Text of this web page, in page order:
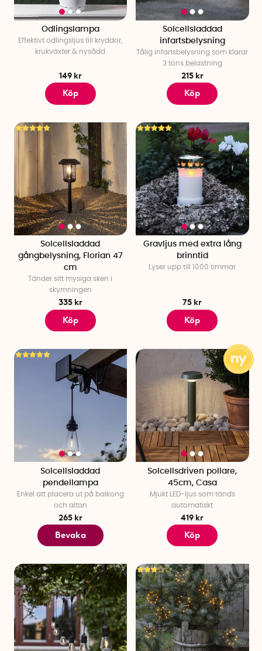
Odlingslampa
Effektivt odlingsljus till kryddor,
krukväxter & nysådd
149 kr
Köp
Solcellsladdad
infartsbelysning
Tålig infartsbelysning som klarar
3 tons belastning
215 kr
Köp
Solcellsladdad
gångbelysning, Florian 47
cm
Tänder sitt mysiga sken i
skymningen
335 kr
Köp
Gravljus med extra lång
brinntid
Lyser upp till 1000 timmar
75 kr
Köp
Solcellsladdad
pendellampa
Enkel att placera ut på balkong
och altan
265 kr
Bevaka
Solcellsdriven pollare,
45cm, Casa
Mjukt LED-ljus som tänds
automatiskt
419 kr
Köp